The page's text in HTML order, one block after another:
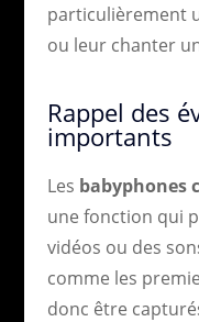
particulièrement
ou leur chanter
Rappel des
importants
Les babyphones
une fonction qui
vidéos ou des
comme les
donc être